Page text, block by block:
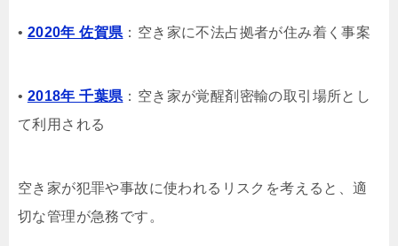
• 2020年 佐賀県 ：空き家に不法占拠者が住み着く事案
• 2018年 千葉県 ：空き家が覚醒剤密輸の取引場所とし
て利用される
空き家が犯罪や事故に使われるリスクを考えると、適
切な管理が急務です。